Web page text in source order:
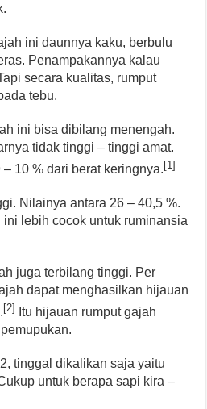
ini daunnya kaku, berbulu
Penampakannya kalau
secara kualitas, rumput
tebu.
ini bisa dibilang menengah.
tidak tinggi – tinggi amat.
10 % dari berat keringnya.[1]
Nilainya antara 26 – 40,5 %.
lebih cocok untuk ruminansia
juga terbilang tinggi. Per
dapat menghasilkan hijauan
[2]
Itu hijauan rumput gajah
tinggal dikalikan saja yaitu
untuk berapa sapi kira –